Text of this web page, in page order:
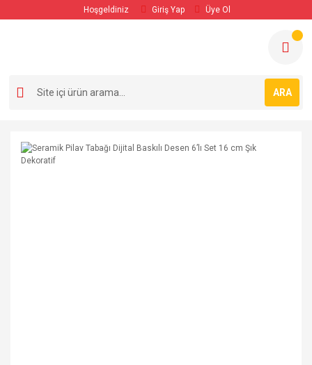
Hoşgeldiniz Giriş Yap Üye Ol
ARA